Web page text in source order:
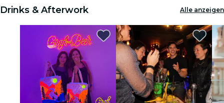
Drinks & Afterwork Alle anzeigen